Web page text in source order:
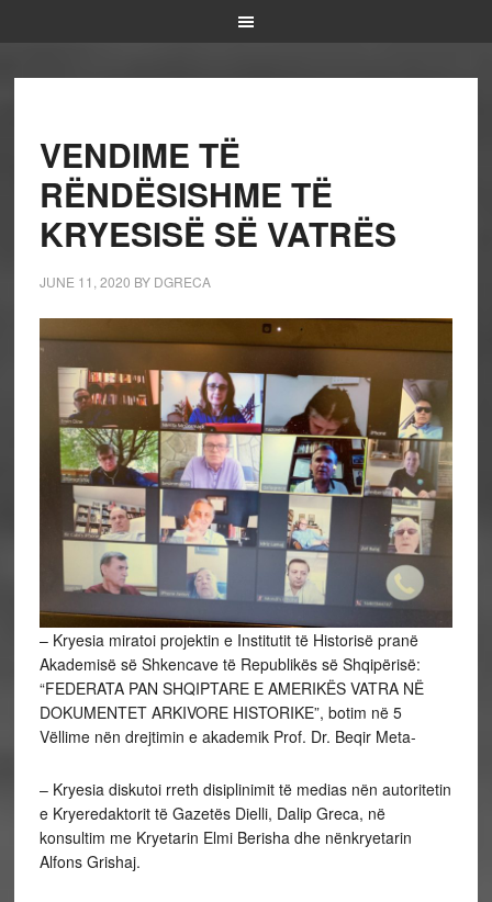
VENDIME TË
RËNDËSISHME TË
KRYESISË SË VATRËS
JUNE 11, 2020 BY DGRECA
– Kryesia miratoi projektin e Institutit të Historisë pranë
Akademisë së Shkencave të Republikës së Shqipërisë:
“FEDERATA PAN SHQIPTARE E AMERIKËS VATRA NË
DOKUMENTET ARKIVORE HISTORIKE”, botim në 5
Vëllime nën drejtimin e akademik Prof. Dr. Beqir Meta-
– Kryesia diskutoi rreth disiplinimit të medias nën autoritetin
e Kryeredaktorit të Gazetës Dielli, Dalip Greca, në
konsultim me Kryetarin Elmi Berisha dhe nënkryetarin
Alfons Grishaj.